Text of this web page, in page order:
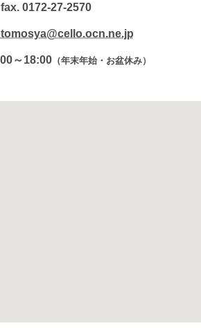
fax. 0172-27-2570
～18:00 （年末年始・お盆休み）